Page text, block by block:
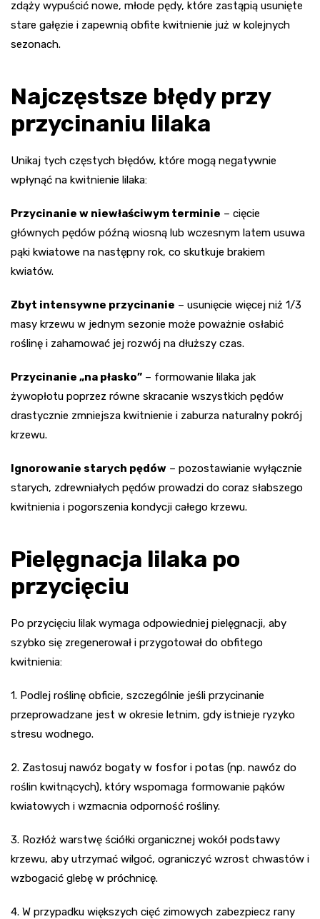
zdąży wypuścić nowe, młode pędy, które zastąpią usunięte
stare gałęzie i zapewnią obfite kwitnienie już w kolejnych
sezonach.
Najczęstsze błędy przy
przycinaniu lilaka
Unikaj tych częstych błędów, które mogą negatywnie
wpłynąć na kwitnienie lilaka:
Przycinanie w niewłaściwym terminie – cięcie
głównych pędów późną wiosną lub wczesnym latem usuwa
pąki kwiatowe na następny rok, co skutkuje brakiem
kwiatów.
Zbyt intensywne przycinanie – usunięcie więcej niż 1/3
masy krzewu w jednym sezonie może poważnie osłabić
roślinę i zahamować jej rozwój na dłuższy czas.
Przycinanie „na płasko” – formowanie lilaka jak
żywopłotu poprzez równe skracanie wszystkich pędów
drastycznie zmniejsza kwitnienie i zaburza naturalny pokrój
krzewu.
Ignorowanie starych pędów – pozostawianie wyłącznie
starych, zdrewniałych pędów prowadzi do coraz słabszego
kwitnienia i pogorszenia kondycji całego krzewu.
Pielęgnacja lilaka po
przycięciu
Po przycięciu lilak wymaga odpowiedniej pielęgnacji, aby
szybko się zregenerował i przygotował do obfitego
kwitnienia:
1. Podlej roślinę obficie, szczególnie jeśli przycinanie
przeprowadzane jest w okresie letnim, gdy istnieje ryzyko
stresu wodnego.
2. Zastosuj nawóz bogaty w fosfor i potas (np. nawóz do
roślin kwitnących), który wspomaga formowanie pąków
kwiatowych i wzmacnia odporność rośliny.
3. Rozłóż warstwę ściółki organicznej wokół podstawy
krzewu, aby utrzymać wilgoć, ograniczyć wzrost chwastów i
wzbogacić glebę w próchnicę.
4. W przypadku większych cięć zimowych zabezpiecz rany